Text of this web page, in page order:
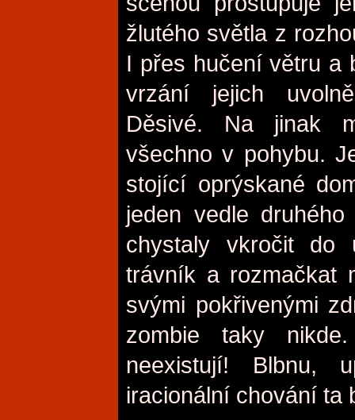
žlutého světla z
I přes hučení větru a
vrzání jejich
Děsivé. Na jinak
všechno v pohybu.
stojící oprýskané
jeden vedle
chystaly vkročit do
trávník a rozmačkat
svými pokřivenými
zombie taky
neexistují! Blbnu,
iracionální chování ta